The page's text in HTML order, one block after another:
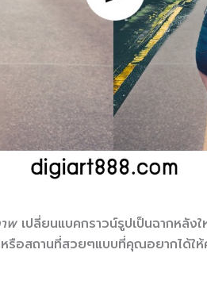
พเปลี่ยนแบคกราวน์รูปเป็นฉากหลั
รือสถานที่สวยๆแบบที่คุณอยากได้ให้